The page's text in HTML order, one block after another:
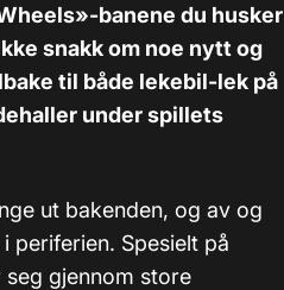
banene du husker
snakk om noe nytt og
til både lekebil-lek på
under spillets
ut bakenden, og av og
periferien. Spesielt på
gjennom store